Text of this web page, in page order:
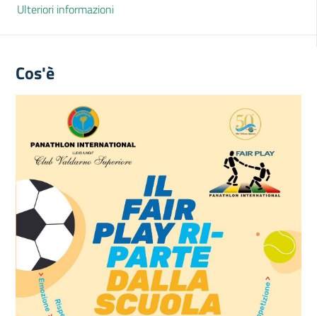
Ulteriori informazioni
Cos'è